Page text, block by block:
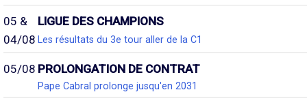
05 &
04/08
LIGUE DES CHAMPIONS
Les résultats du 3e tour aller de la C1
05/08 PROLONGATION DE CONTRAT
Pape Cabral prolonge jusqu'en 2031